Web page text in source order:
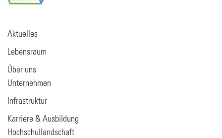
Aktuelles
Lebensraum
Über uns
Unternehmen
Infrastruktur
Karriere & Ausbildung
Hochschullandschaft